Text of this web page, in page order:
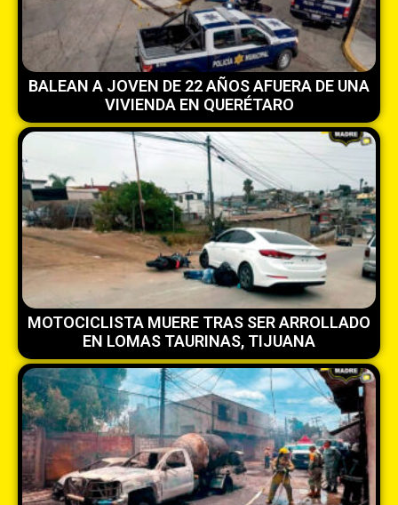
BALEAN A JOVEN DE 22 AÑOS AFUERA DE UNA
VIVIENDA EN QUERÉTARO
MOTOCICLISTA MUERE TRAS SER ARROLLADO
EN LOMAS TAURINAS, TIJUANA